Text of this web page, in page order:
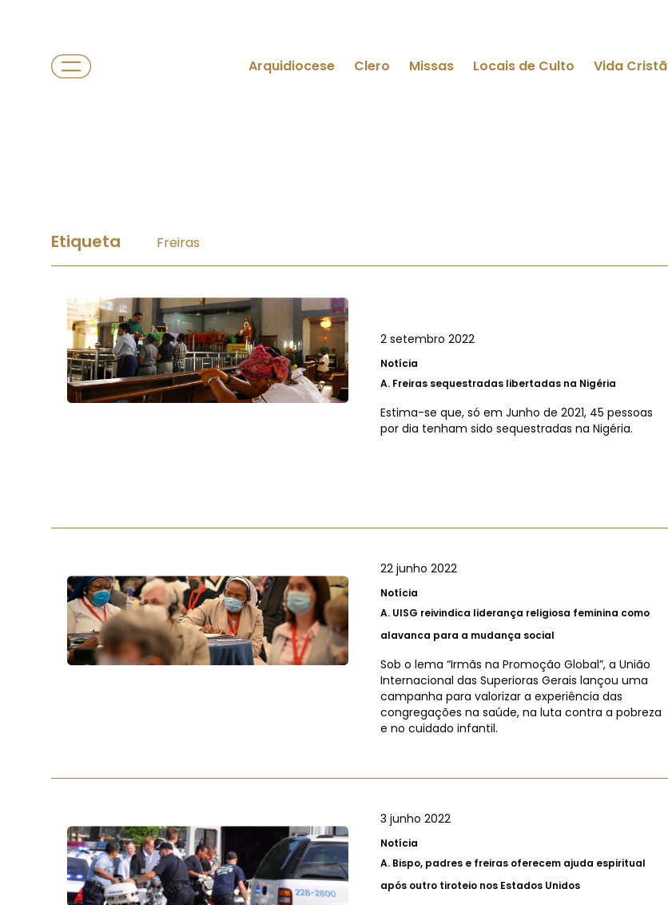
Arquidiocese Clero Missas Locais de Culto Vida Cristã
Etiqueta Freiras
2 setembro 2022
Notícia
A. Freiras sequestradas libertadas na Nigéria
Estima-se que, só em Junho de 2021, 45 pessoas
por dia tenham sido sequestradas na Nigéria.
22 junho 2022
Notícia
A. UISG reivindica liderança religiosa feminina como
alavanca para a mudança social
Sob o lema “Irmãs na Promoção Global”, a União
Internacional das Superioras Gerais lançou uma
campanha para valorizar a experiência das
congregações na saúde, na luta contra a pobreza
e no cuidado infantil.
3 junho 2022
Notícia
A. Bispo, padres e freiras oferecem ajuda espiritual
após outro tiroteio nos Estados Unidos